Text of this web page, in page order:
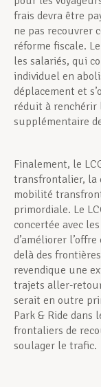
frais devra être
ne pas recouvrer
réforme fiscale.
les salariés, qui
individuel en
déplacement et
réduit à renchérir
supplémentaire
Finalement, le
transfrontalier, la
mobilité
primordiale. Le
concertée avec
d’améliorer
delà des
revendique une
trajets aller-
serait en outre
Park & Ride dans
frontaliers de
soulager le trafic.